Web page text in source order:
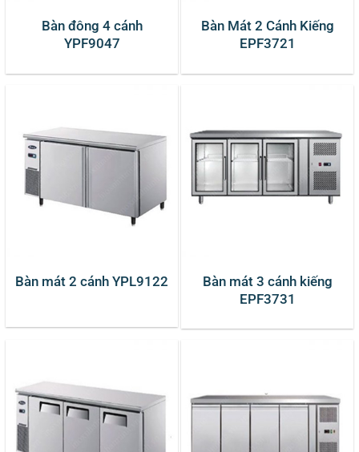
Bàn đông 4 cánh
YPF9047
Bàn Mát 2 Cánh Kiếng
EPF3721
Bàn mát 2 cánh YPL9122
Bàn mát 3 cánh kiếng
EPF3731